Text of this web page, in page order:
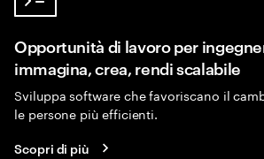
Opportunità di lavoro per
immagina, crea, rendi scalabile
Sviluppa software che favoriscano il
le persone più efficienti.
Scopri di più